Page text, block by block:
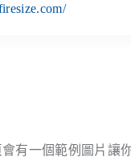
會有一個範例圖片